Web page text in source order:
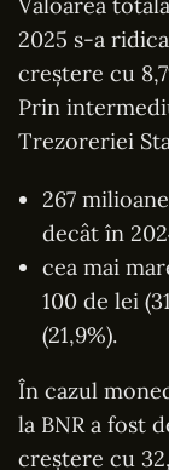
2025 s-a
creștere cu
Prin
Trezoreriei
267
decât în
cea mai
100 de lei
(21,9%).
În cazul
la BNR a fost
creștere cu